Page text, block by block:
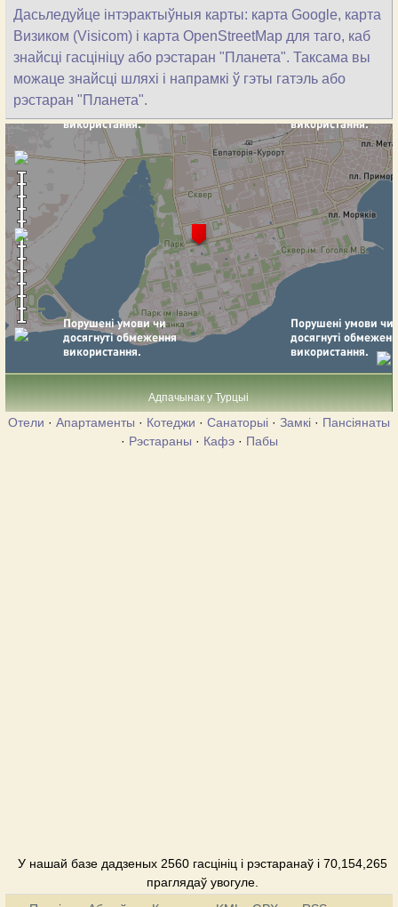
Дасьледуйце інтэрактыўныя карты: карта Google, карта
Визиком (Visicom) і карта OpenStreetMap для таго, каб
знайсці гасцініцу або рэстаран "Планета". Таксама вы
можаце знайсці шляхі і напрамкі ў гэты гатэль або
рэстаран "Планета".
Адпачынак у Турцыі
Отели · Апартаменты · Котеджи · Санаторыі · Замкі · Пансіянаты
· Рэстараны · Кафэ· Пабы
У нашай базе дадзеных 2560 гасцініц і рэстаранаў і 70,154,265
праглядаў увогуле.